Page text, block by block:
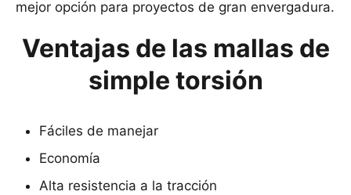
mejor opción para proyectos de gran envergadura.
Ventajas de las mallas de
simple torsión
Fáciles de manejar
Economía
Alta resistencia a la tracción